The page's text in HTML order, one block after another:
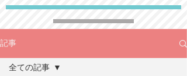
記事
全ての記事